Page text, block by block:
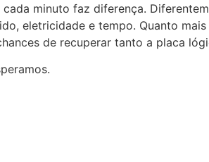
cada minuto faz diferença.
eletricidade e tempo. Quanto
de recuperar tanto a placa